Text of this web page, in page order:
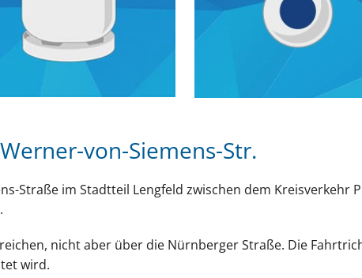
von-Siemens-Str.
Straße im Stadtteil Lengfeld zwischen dem
nicht aber über die Nürnberger Straße. Die
wird.